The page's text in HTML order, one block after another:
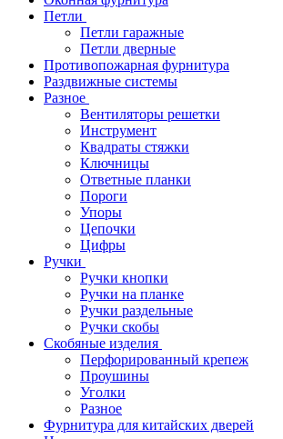
Петли
Петли гаражные
Петли дверные
Противопожарная фурнитура
Раздвижные системы
Разное
Вентиляторы решетки
Инструмент
Квадраты стяжки
Ключницы
Ответные планки
Пороги
Упоры
Цепочки
Цифры
Ручки
Ручки кнопки
Ручки на планке
Ручки раздельные
Ручки скобы
Скобяные изделия
Перфорированный крепеж
Проушины
Уголки
Разное
Фурнитура для китайских дверей